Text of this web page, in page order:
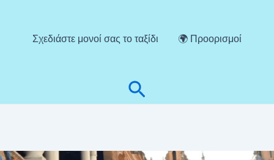
Σχεδιάστε μονοί σας το ταξίδι 🌍 Προορισμοί
Αναζήτηση